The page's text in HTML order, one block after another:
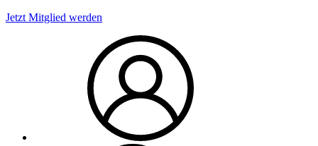
Jetzt Mitglied werden